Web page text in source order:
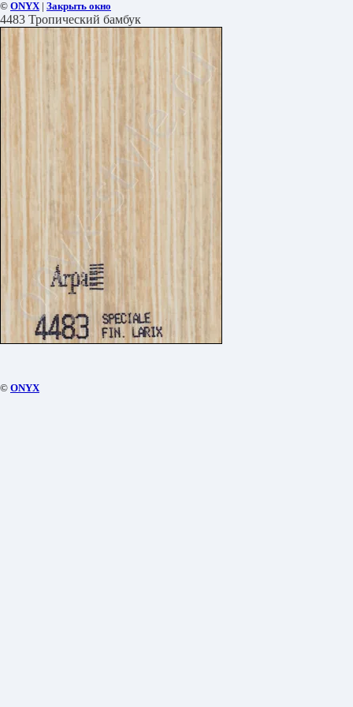
© ONYX| Закрыть окно
4483 Тропический бамбук
© ONYX